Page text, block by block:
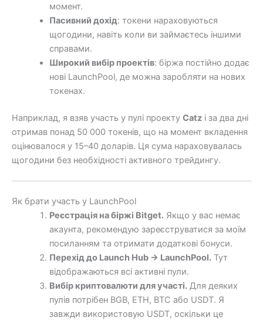
момент.
Пасивний дохід: токени нараховуються
щогодини, навіть коли ви займаєтесь іншими
справами.
Широкий вибір проектів: біржа постійно додає
нові LaunchPool, де можна заробляти на нових
токенах.
Наприклад, я взяв участь у пулі проекту Catz і за два дні
отримав понад 50 000 токенів, що на момент вкладення
оцінювалося у 15–40 доларів. Ця сума нараховувалась
щогодини без необхідності активного трейдингу.
Як брати участь у LaunchPool
Реєстрація на біржі Bitget.Якщо у вас немає
акаунта, рекомендую зареєструватися за моїм
посиланням та отримати додаткові бонуси.
Перехід до Launch Hub → LaunchPool.Тут
відображаються всі активні пули.
Вибір криптовалюти для участі.Для деяких
пулів потрібен BGB, ETH, BTC або USDT. Я
завжди використовую USDT, оскільки це